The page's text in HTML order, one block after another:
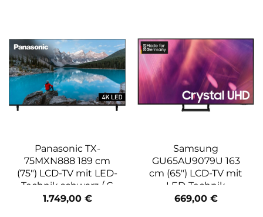
Panasonic TX-
75MXN888 189 cm
(75″) LCD-TV mit LED-
Technik schwarz / G
1.749,00 €
Samsung
GU65AU9079U 163
cm (65″) LCD-TV mit
LED-Technik
nachtschwarz / G
669,00 €